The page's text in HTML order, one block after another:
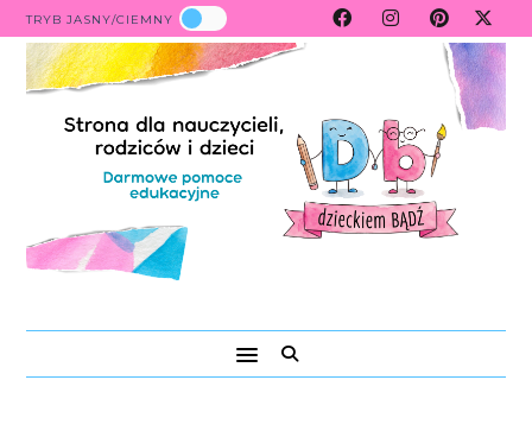
TRYB JASNY/CIEMNY